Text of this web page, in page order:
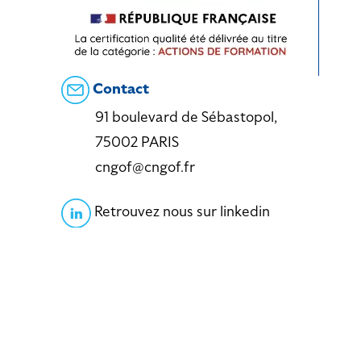
Contact
91 boulevard de Sébastopol,
75002 PARIS
cngof@cngof.fr
Retrouvez nous sur linkedin